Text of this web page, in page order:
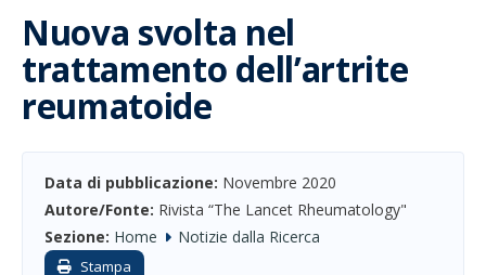
Nuova svolta nel
trattamento dell’artrite
reumatoide
Data di pubblicazione: Novembre 2020
Autore/Fonte: Rivista “The Lancet Rheumatology"
Sezione: Home Notizie dalla Ricerca
Stampa